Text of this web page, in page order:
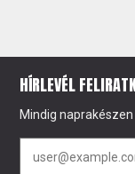
HÍRLEVÉL
Mindig